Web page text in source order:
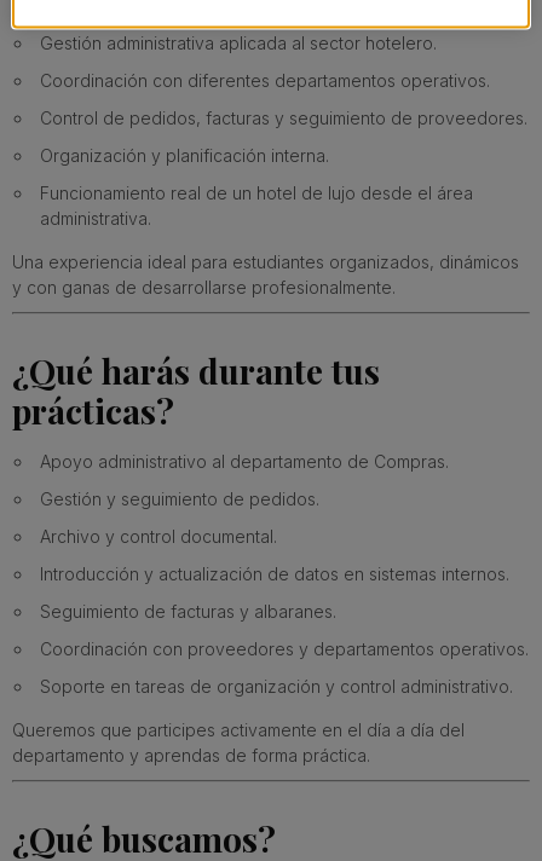
Gestión administrativa aplicada al sector hotelero.
Coordinación con diferentes departamentos operativos.
Control de pedidos, facturas y seguimiento de proveedores.
Organización y planificación interna.
Funcionamiento real de un hotel de lujo desde el área
administrativa.
Una experiencia ideal para estudiantes organizados, dinámicos
y con ganas de desarrollarse profesionalmente.
¿Qué harás durante tus
prácticas?
Apoyo administrativo al departamento de Compras.
Gestión y seguimiento de pedidos.
Archivo y control documental.
Introducción y actualización de datos en sistemas internos.
Seguimiento de facturas y albaranes.
Coordinación con proveedores y departamentos operativos.
Soporte en tareas de organización y control administrativo.
Queremos que participes activamente en el día a día del
departamento y aprendas de forma práctica.
¿Qué buscamos?